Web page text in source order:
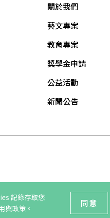
記錄存取您
與政策。
同意
關於我們
藝文專案
教育專案
獎學金申請
公益活動
新聞公告